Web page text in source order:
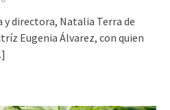
directora, Natalia Terra de
Eugenia Álvarez, con quien